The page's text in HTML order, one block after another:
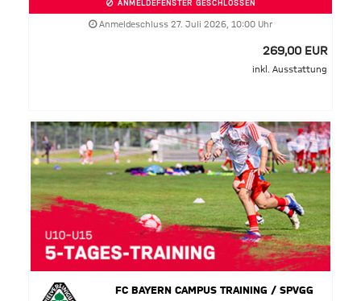
ANMELDEFENSTER GESCHLOSSEN
Anmeldeschluss 27. Juli 2026, 10:00 Uhr
269,00 EUR
inkl. Ausstattung
FC BAYERN CAMPUS TRAINING / SPVGG